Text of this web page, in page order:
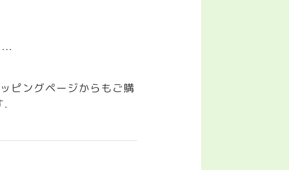
…
ピングページからもご購
.